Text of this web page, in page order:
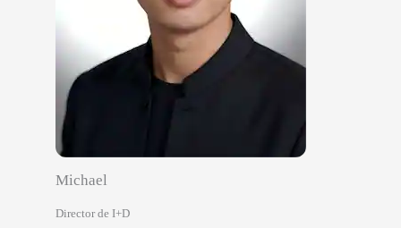
Michael
Director de I+D